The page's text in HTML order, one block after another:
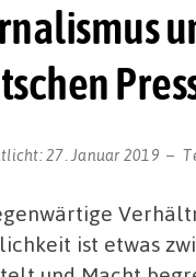
27. Januar 2019
ist etwas